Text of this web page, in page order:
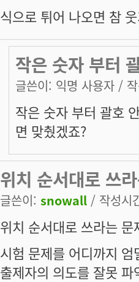
식으로 튀어 나오면 참
작은 숫자 부터
글쓴이: 익명 사용자 /
작은 숫자 부터 괄호
면 맞췄겠죠?
위치 순서대로 쓰
글쓴이: snowall / 작성시
위치 순서대로 쓰라는
시험 문제를 어디까지
출제자의 의도를 잘못